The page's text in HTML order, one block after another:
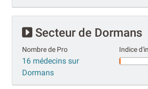
Secteur de Dormans
Nombre de Pro
16 médecins sur
Dormans
Indice